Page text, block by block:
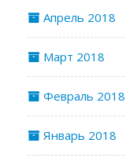
Апрель 2018
Март 2018
Февраль 2018
Январь 2018